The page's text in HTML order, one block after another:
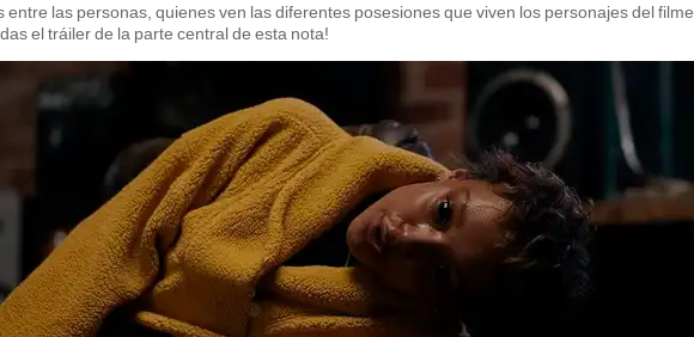
entre las personas, quienes ven las diferentes posesiones que viven los personajes del filme.
el tráiler de la parte central de esta nota!